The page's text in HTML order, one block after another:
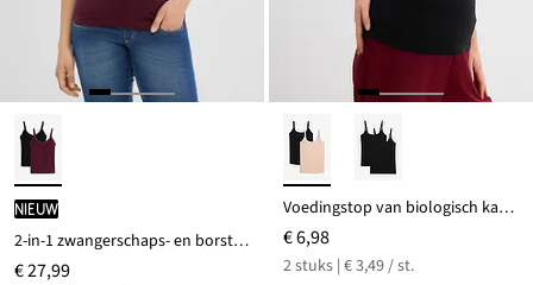
Nieuw
2-in-1 zwangerschaps- en borstvoedings tops met kant (set van 2)
€ 27,99
Voedingstop van biologisch katoen (set van 2)
€ 6,98
2 stuks | € 3,49 / st.